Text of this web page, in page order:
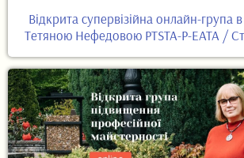
Відкрита супервізійна онлайн-група
Тетяною Нефедовою PTSTA-P-EATA /